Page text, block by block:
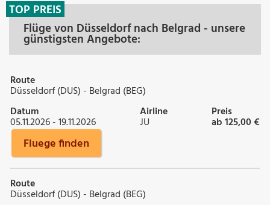
Flüge von Düsseldorf nach Belgrad - unsere
günstigsten Angebote:
TOP PREIS
Route
Düsseldorf (DUS) - Belgrad (BEG)
Datum
05.11.2026 - 19.11.2026
Airline
JU
Preis
ab 125,00 €
Fluege finden
Route
Düsseldorf (DUS) - Belgrad (BEG)